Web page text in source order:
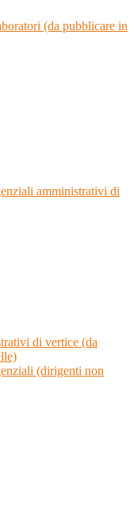
(da pubblicare in
amministrativi di
di vertice (da
(dirigenti non